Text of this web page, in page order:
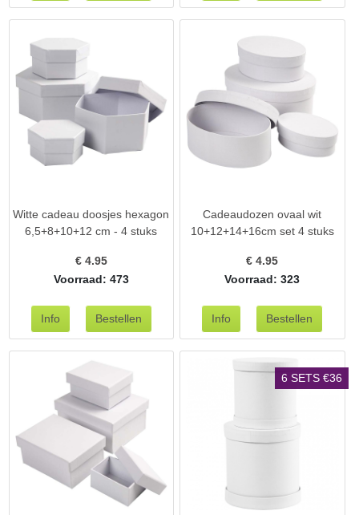
Witte cadeau doosjes hexagon
6,5+8+10+12 cm - 4 stuks
€ 4.95
Voorraad: 473
Cadeaudozen ovaal wit
10+12+14+16cm set 4 stuks
€4.95
Voorraad: 323
6 SETS €36